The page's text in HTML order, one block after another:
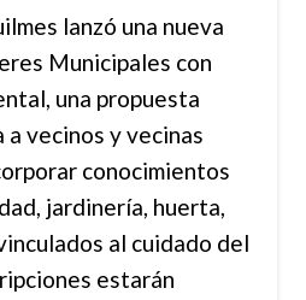
lanzó una nueva
Municipales con
una propuesta
vecinos y vecinas
conocimientos
jardinería, huerta,
al cuidado del
estarán